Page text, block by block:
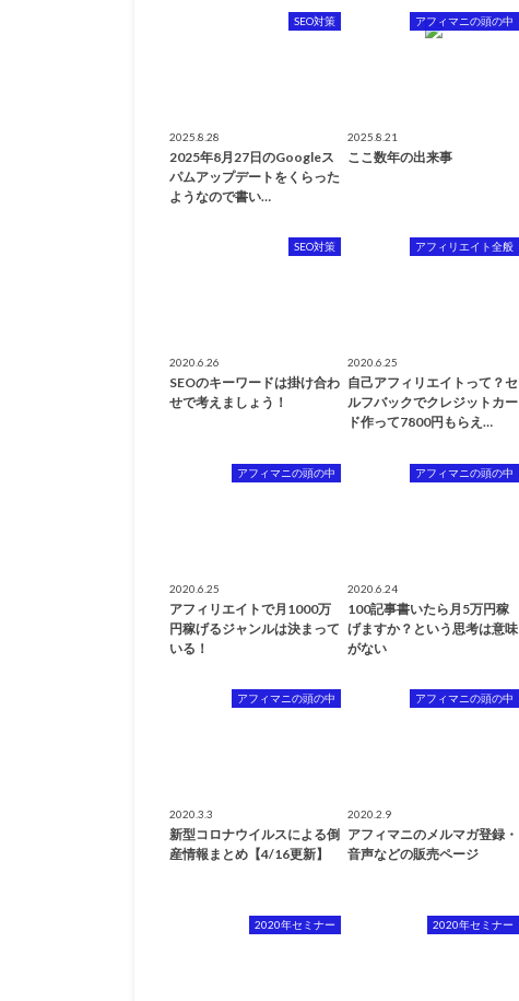
SEO対策
2025.8.28
2025年8月27日のGoogleス
パムアップデートをくらった
ようなので書い…
アフィマニの頭の中
2025.8.21
ここ数年の出来事
SEO対策
2020.6.26
SEOのキーワードは掛け合わ
せで考えましょう！
アフィリエイト全般
2020.6.25
自己アフィリエイトって？セ
ルフバックでクレジットカー
ド作って7800円もらえ…
アフィマニの頭の中
2020.6.25
アフィリエイトで月1000万
円稼げるジャンルは決まって
いる！
アフィマニの頭の中
2020.6.24
100記事書いたら月5万円稼
げますか？という思考は意味
がない
アフィマニの頭の中
2020.3.3
新型コロナウイルスによる倒
産情報まとめ【4/16更新】
アフィマニの頭の中
2020.2.9
アフィマニのメルマガ登録・
音声などの販売ページ
2020年セミナー 2020年セミナー